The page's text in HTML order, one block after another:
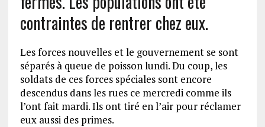
contraintes de rentrer chez eux.
Les forces nouvelles et le gouvernement se sont
séparés à queue de poisson lundi. Du coup, les
soldats de ces forces spéciales sont encore
descendus dans les rues ce mercredi comme ils
l’ont fait mardi. Ils ont tiré en l’air pour réclamer
eux aussi des primes.